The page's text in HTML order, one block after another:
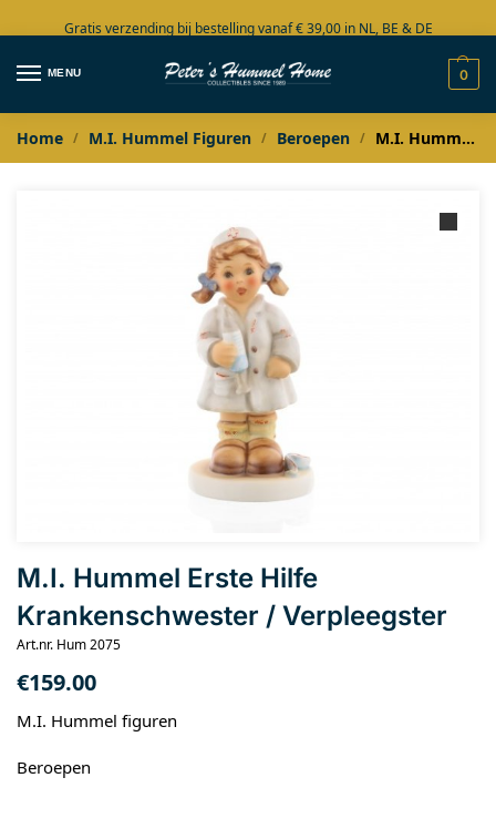
Gratis verzending bij bestelling vanaf € 39,00 in NL, BE & DE
Grote collectie in voorraad
MENU 0
Home / M.I. Hummel Figuren / Beroepen / M.I. Hummel Erste Hilfe Krankenschwester / Verpleegster
M.I. Hummel Erste Hilfe
Krankenschwester / Verpleegster
Art.nr. Hum 2075
€159.00
M.I. Hummel figuren
Beroepen